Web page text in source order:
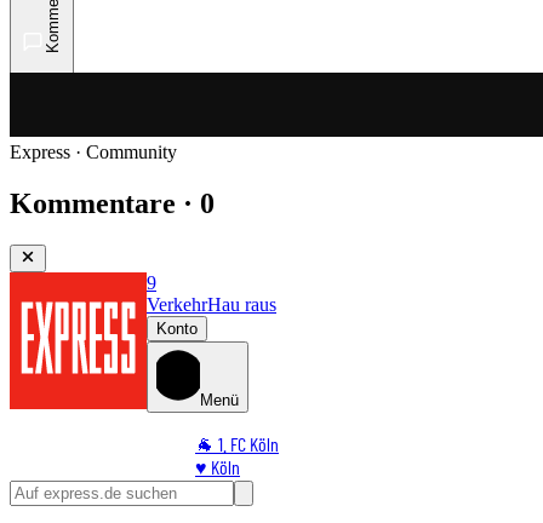
Express · Community
Kommentare · 0
9
VerkehrHau raus
Konto
Menü
🐐 1. FC Köln
♥️ Köln
⭐ Promi